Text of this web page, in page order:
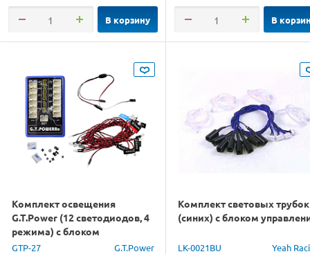
В корзину В
Комплект освещения
G.T.Power (12 светодиодов, 4
режима) с блоком
управления
GTP-27 G.T.Power
Комплект световых трубок
(синих) с блоком
LK-0021BU Yeah